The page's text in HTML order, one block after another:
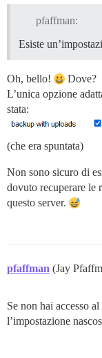
pfaffman:
Esiste
Oh, bello!
Dove?
L’unica opzione
stata:
(che era spuntata)
Non sono sicuro di
dovuto recuperare le
questo server.
pfaffman (Jay
Se non hai accesso
l’impostazione